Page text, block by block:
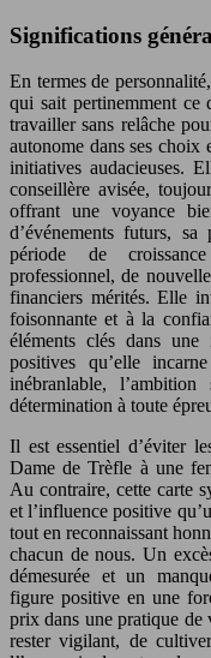
Significations
En termes de
qui sait pertinemment ce
travailler sans relâche
autonome dans ses choix
initiatives audacieuses.
conseillère avisée,
offrant une voyance
d’événements futurs,
période de
professionnel, de
financiers mérités. Elle
foisonnante et à la
éléments clés dans une
positives qu’elle
inébranlable,
détermination à toute
Il est essentiel d’éviter
Dame de Trèfle à une
Au contraire, cette carte
et l’influence positive
tout en reconnaissant
chacun de nous. Un
démesurée et un
figure positive en une
prix dans une pratique
rester vigilant, de